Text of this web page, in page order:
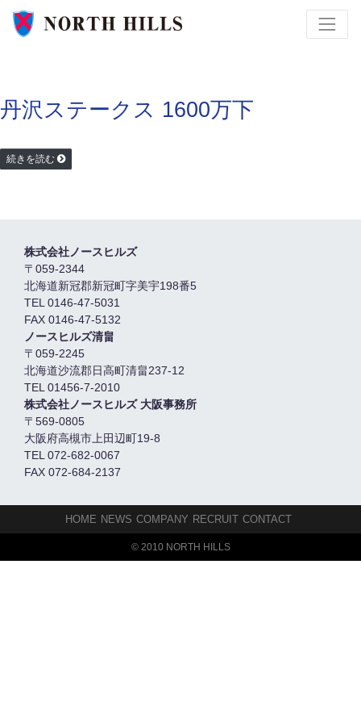
丹沢ステークス 1600万下
続きを読む
株式会社ノースヒルズ
〒059-2344
北海道新冠郡新冠町字美宇198番5
TEL 0146-47-5031
FAX 0146-47-5132
ノースヒルズ清畠
〒059-2245
北海道沙流郡日高町清畠237-12
TEL 01456-7-2010
株式会社ノースヒルズ 大阪事務所
〒569-0805
大阪府高槻市上田辺町19-8
TEL 072-682-0067
FAX 072-684-2137
HOME NEWS COMPANY RECRUIT CONTACT
© 2010 NORTH HILLS